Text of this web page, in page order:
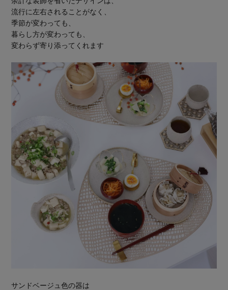
流行に左右されることがなく、
季節が変わっても、
暮らし方が変わっても、
変わらず寄り添ってくれます
サンドベージュ色の器は